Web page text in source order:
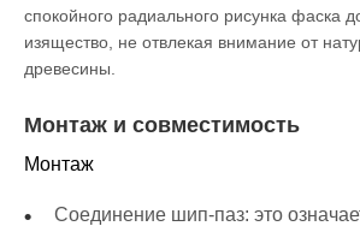
спокойного радиального рисунка фаска
изящество, не отвлекая внимание от
древесины.
Монтаж и совместимость
Монтаж
Соединение шип-паз: это